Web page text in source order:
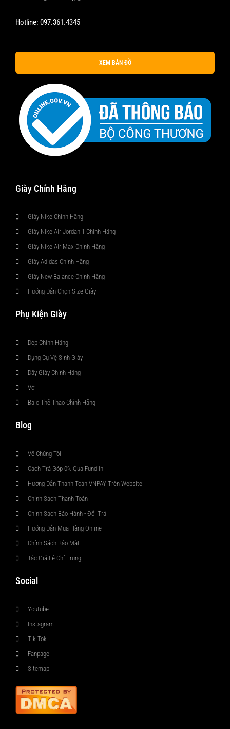
Hotline: 097.361.4345
XEM BẢN ĐỒ
Giày Chính Hãng
Giày Nike Chính Hãng
Giày Nike Air Jordan 1 Chính Hãng
Giày Nike Air Max Chính Hãng
Giày Adidas Chính Hãng
Giày New Balance Chính Hãng
Hướng Dẫn Chọn Size Giày
Phụ Kiện Giày
Dép Chính Hãng
Dụng Cụ Vệ Sinh Giày
Dây Giày Chính Hãng
Vớ
Balo Thể Thao Chính Hãng
Blog
Về Chúng Tôi
Cách Trả Góp 0% Qua Fundiin
Hướng Dẫn Thanh Toán VNPAY Trên Website
Chính Sách Thanh Toán
Chính Sách Bảo Hành - Đổi Trả
Hướng Dẫn Mua Hàng Online
Chính Sách Bảo Mật
Tác Giả Lê Chí Trung
Social
Youtube
Instagram
Tik Tok
Fanpage
Sitemap